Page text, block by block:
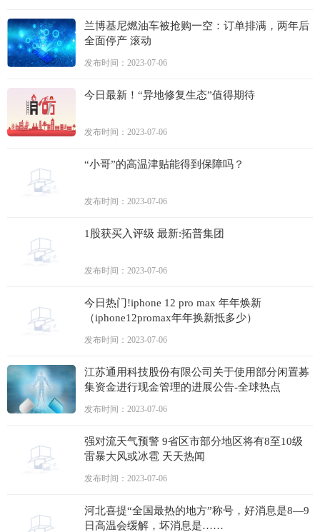
兰博基尼燃油车被抢购一空：订单排满，两年后
全面停产 滚动
发布时间：2023-07-06
今日最新！“异地修复生态”值得期待
发布时间：2023-07-06
“小哥”的高温津贴能得到保障吗？
发布时间：2023-07-06
1股获买入评级 最新:拓普集团
发布时间：2023-07-06
今日热门!iphone 12 pro max 年年焕新
（iphone12promax年年换新抵多少）
发布时间：2023-07-06
江苏通用科技股份有限公司关于使用部分闲置募
集资金进行现金管理的进展公告-全球热点
发布时间：2023-07-06
强对流天气预警 9省区市部分地区将有8至10级
雷暴大风或冰雹 天天热闻
发布时间：2023-07-06
河北喜提“全国最热的地方”称号，好消息是8—9
日高温会缓解，坏消息是……